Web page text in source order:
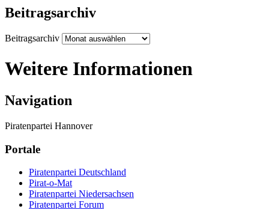
Beitragsarchiv
Beitragsarchiv
Weitere Informationen
Navigation
Piratenpartei Hannover
Portale
Piratenpartei Deutschland
Pirat-o-Mat
Piratenpartei Niedersachsen
Piratenpartei Forum